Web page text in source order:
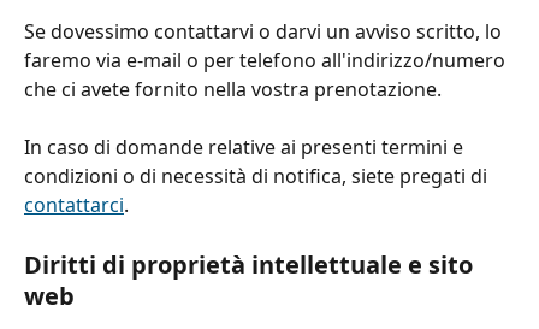
Se dovessimo contattarvi o darvi un avviso scritto, lo
faremo via e-mail o per telefono all'indirizzo/numero
che ci avete fornito nella vostra prenotazione.
In caso di domande relative ai presenti termini e
condizioni o di necessità di notifica, siete pregati di
contattarci.
Diritti di proprietà intellettuale e sito
web